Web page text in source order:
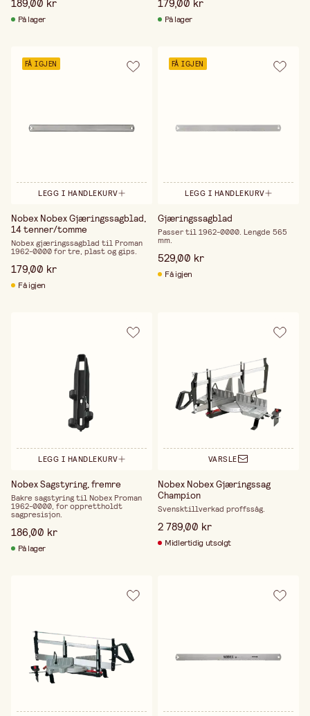
189,00 kr
På lager
179,00 kr
På lager
FÅ IGJEN
LEGG I HANDLEKURV
Nobex Nobex Gjæringssagblad,
14 tenner/tomme
Nobex gjæringssagblad til Proman
1962-0000 for tre, plast og gips.
179,00 kr
Få igjen
FÅ IGJEN
LEGG I HANDLEKURV
Gjæringssagblad
Passer til 1962-0000. Lengde 565
mm.
529,00 kr
Få igjen
LEGG I HANDLEKURV
Nobex Sagstyring, fremre
Bakre sagstyring til Nobex Proman
1962-0000, for opprettholdt
sagpresisjon.
186,00 kr
På lager
VARSLE
Nobex Nobex Gjæringssag
Champion
Svensktillverkad proffssåg.
2 789,00 kr
Midlertidig utsolgt